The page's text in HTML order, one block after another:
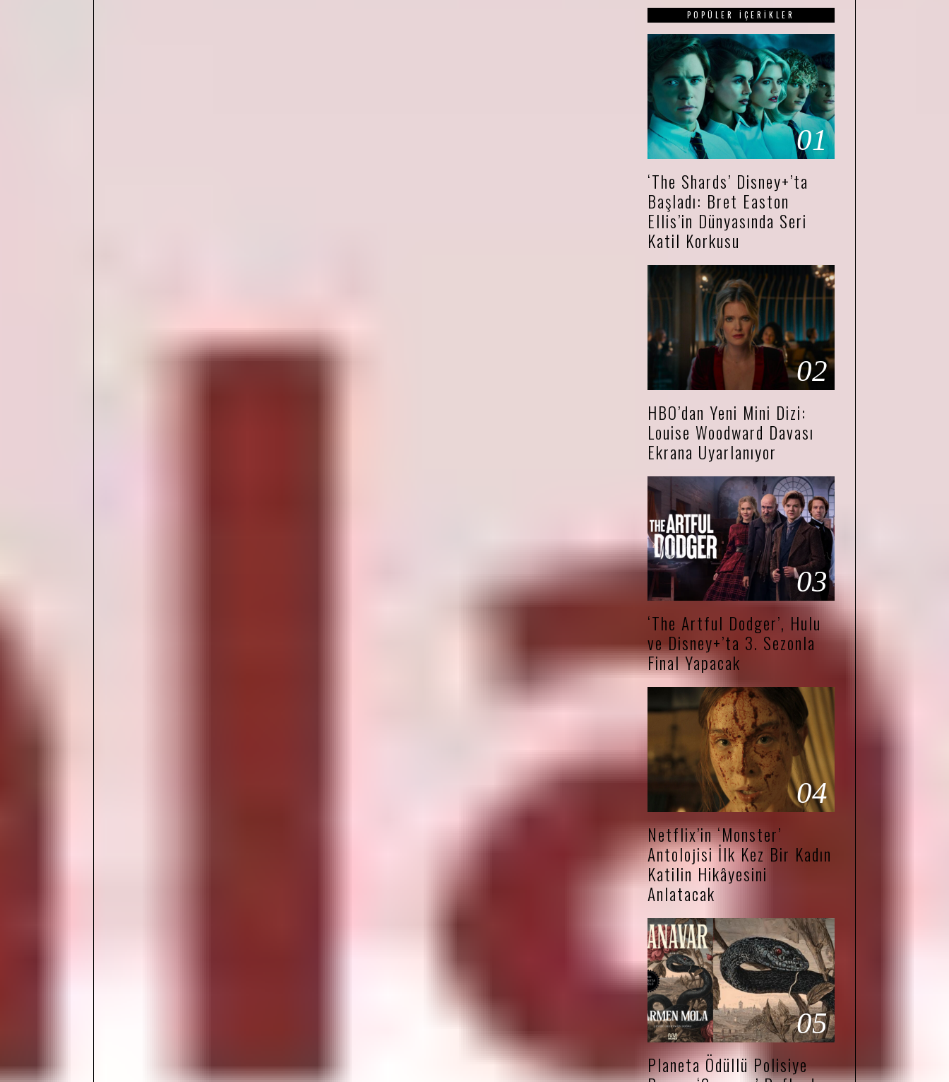
POPÜLER İÇERIKLER
01
‘The Shards’ Disney+’ta
Başladı: Bret Easton
Ellis’in Dünyasında Seri
Katil Korkusu
02
HBO’dan Yeni Mini Dizi:
Louise Woodward Davası
Ekrana Uyarlanıyor
03
‘The Artful Dodger’, Hulu
ve Disney+’ta 3. Sezonla
Final Yapacak
04
Netflix’in ‘Monster’
Antolojisi İlk Kez Bir Kadın
Katilin Hikâyesini
Anlatacak
05
Planeta Ödüllü Polisiye